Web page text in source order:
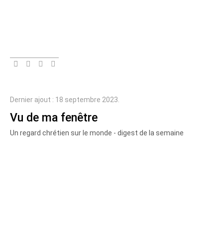
Dernier ajout : 18 septembre 2023.
Vu de ma fenêtre
Un regard chrétien sur le monde - digest de la semaine